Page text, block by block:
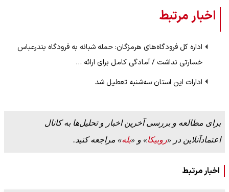
اخبار مرتبط
اداره کل فرودگاه‌های هرمزگان: حمله شبانه به فرودگاه بندرعباس
خسارتی نداشت / آمادگی کامل برای ارائه …
ادارات این استان سه‌شنبه تعطیل شد
برای مطالعه و بررسی آخرین اخبار و تحلیل‌ها به کانال
اعتمادآنلاین در «روبیکا» و «بله» مراجعه کنید.
اخبار مرتبط